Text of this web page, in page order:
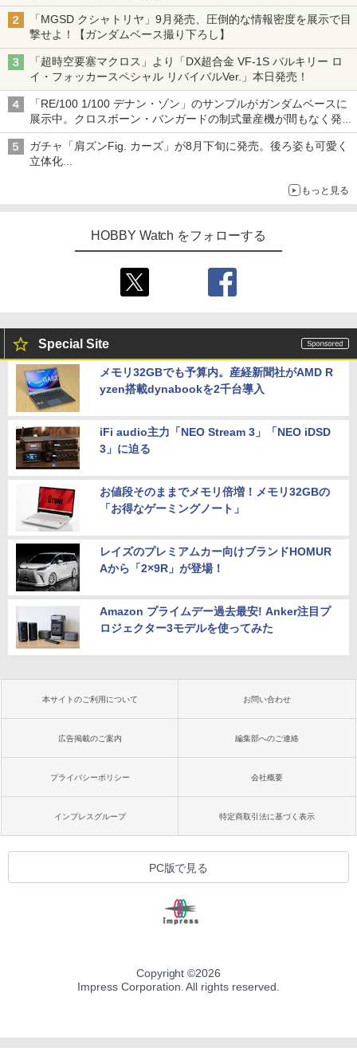
子どもが楽しめるかっぱ寿司ならではの体験とコラボの楽しさを
追求
「MGSD クシャトリヤ」9月発売、圧倒的な情報密度を展示で目
撃せよ！【ガンダムベース撮り下ろし】
「超時空要塞マクロス」より「DX超合金 VF-1S バルキリー ロ
イ・フォッカースペシャル リバイバルVer.」本日発売！
「RE/100 1/100 デナン・ゾン」のサンプルがガンダムベースに
展示中。クロスボーン・バンガードの制式量産機が間もなく発送
【ガンダムベース撮り下ろし】
ガチャ「肩ズンFig. カーズ」が8月下旬に発売。後ろ姿も可愛く
立体化
もっと見る
HOBBY Watch をフォローする
Special Site
メモリ32GBでも予算内。産経新聞社がAMD R
yzen搭載dynabookを2千台導入
iFi audio主力「NEO Stream 3」「NEO iDSD
3」に迫る
お値段そのままでメモリ倍増！メモリ32GBの
「お得なゲーミングノート」
レイズのプレミアムカー向けブランドHOMUR
Aから「2×9R」が登場！
Amazon プライムデー過去最安! Anker注目プ
ロジェクター3モデルを使ってみた
本サイトのご利用について お問い合わせ
広告掲載のご案内 編集部へのご連絡
プライバシーポリシー 会社概要
インプレスグループ 特定商取引法に基づく表示
PC版で見る
Copyright ©2026
Impress Corporation. All rights reserved.